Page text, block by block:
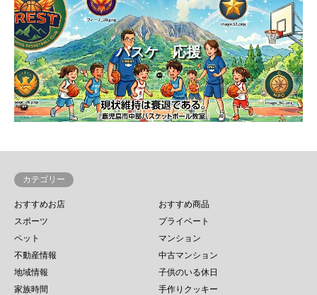
バスケ 応援
カテゴリー
おすすめお店
おすすめ商品
スポーツ
プライベート
ペット
マンション
不動産情報
中古マンション
地域情報
子供のいる休日
家族時間
手作りクッキー